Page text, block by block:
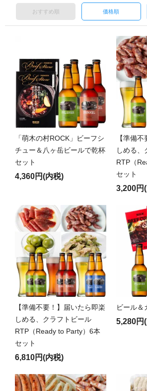
おすすめ順 価格順
「萌木の村ROCK」ビーフシ
チュー＆八ヶ岳ビールで乾杯
セット
4,360円(内税)
【準備
しめる、
RTP（
セット
3,200円
【準備不要！】届いたら即楽
しめる、クラフトビール
RTP（Ready to Party）6本
セット
6,810円(内税)
ビール＆
5,280円